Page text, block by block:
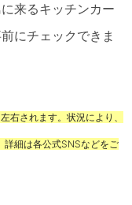
来るキッチンカー
にチェックできま
右されます。状況により、
詳細は各公式SNSなどをご